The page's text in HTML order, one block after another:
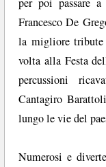
Francesco De
la migliore tribute
volta alla Festa
percussioni
Cantagiro
lungo le vie del
Numerosi e